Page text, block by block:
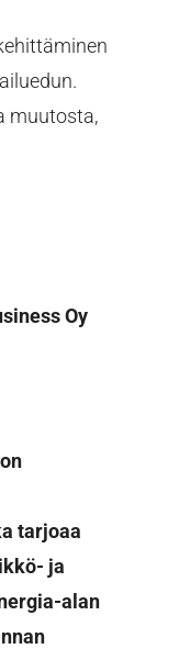
muutosta,
Oy
tarjoaa
ja
alan